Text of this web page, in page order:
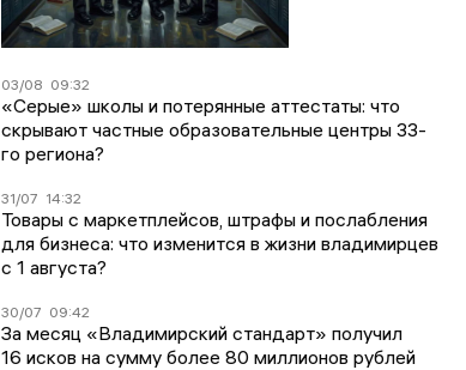
03/08 09:32
«Серые» школы и потерянные аттестаты: что
скрывают частные образовательные центры 33-
го региона?
31/07 14:32
Товары с маркетплейсов, штрафы и послабления
для бизнеса: что изменится в жизни владимирцев
с 1 августа?
30/07 09:42
За месяц «Владимирский стандарт» получил
16 исков на сумму более 80 миллионов рублей